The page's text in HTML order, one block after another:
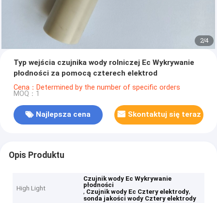
2/4
Typ wejścia czujnika wody rolniczej Ec Wykrywanie
płodności za pomocą czterech elektrod
Cena：Determined by the number of specific orders
MOQ：1
Najlepsza cena Skontaktuj się teraz
Opis Produktu
High Light
Czujnik wody Ec Wykrywanie
płodności
, Czujnik wody Ec Cztery elektrody,
sonda jakości wody Cztery elektrody